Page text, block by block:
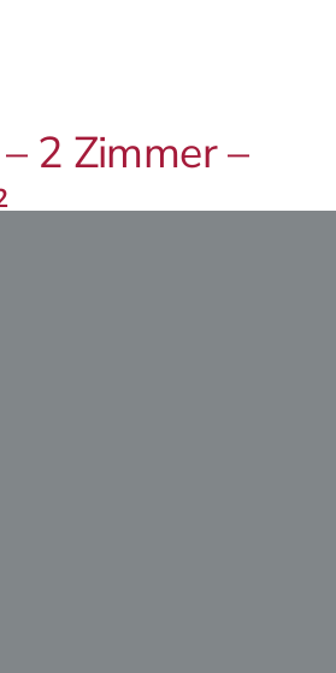
2 Zimmer –